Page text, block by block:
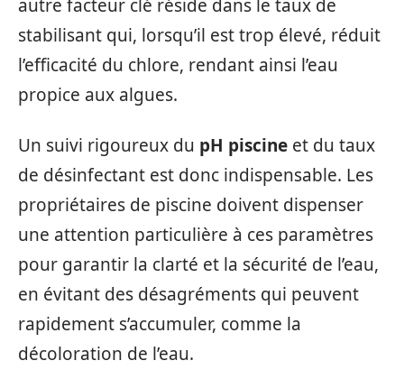
autre facteur clé réside dans le taux de
stabilisant qui, lorsqu’il est trop élevé, réduit
l’efficacité du chlore, rendant ainsi l’eau
propice aux algues.
Un suivi rigoureux du pH piscine et du taux
de désinfectant est donc indispensable. Les
propriétaires de piscine doivent dispenser
une attention particulière à ces paramètres
pour garantir la clarté et la sécurité de l’eau,
en évitant des désagréments qui peuvent
rapidement s’accumuler, comme la
décoloration de l’eau.